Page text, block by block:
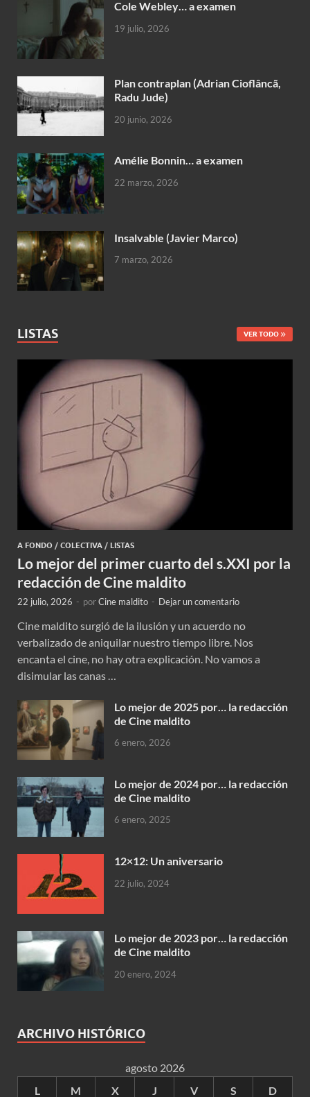
Cole Webley… a examen
19 julio, 2026
Plan contraplan (Adrian Cioflâncã,
Radu Jude)
20 junio, 2026
Amélie Bonnin… a examen
22 marzo, 2026
Insalvable (Javier Marco)
7 marzo, 2026
LISTAS VER TODO
A FONDO / COLECTIVA / LISTAS
Lo mejor del primer cuarto del s.XXI por la
redacción de Cine maldito
22 julio, 2026 - porCine maldito - Dejar un comentario
Cine maldito surgió de la ilusión y un acuerdo no
verbalizado de aniquilar nuestro tiempo libre. Nos
encanta el cine, no hay otra explicación. No vamos a
disimular las canas …
Lo mejor de 2025 por… la redacción
de Cine maldito
6 enero, 2026
Lo mejor de 2024 por… la redacción
de Cine maldito
6 enero, 2025
12×12: Un aniversario
22 julio, 2024
Lo mejor de 2023 por… la redacción
de Cine maldito
20 enero, 2024
ARCHIVO HISTÓRICO
agosto 2026
L
M X J V S D